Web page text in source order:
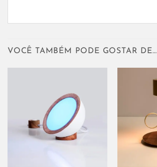
VOCÊ TAMBÉM PODE GOSTAR DE…